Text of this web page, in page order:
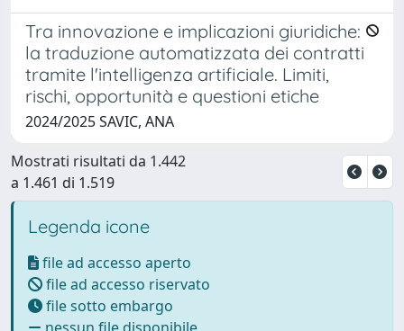
Tra innovazione e implicazioni giuridiche:
la traduzione automatizzata dei contratti
tramite l'intelligenza artificiale. Limiti,
rischi, opportunità e questioni etiche
2024/2025 SAVIC, ANA
Mostrati risultati da 1.442
a 1.461 di 1.519
Legenda icone
file ad accesso aperto
file ad accesso riservato
file sotto embargo
nessun file disponibile